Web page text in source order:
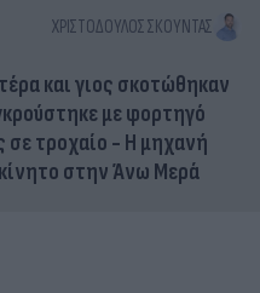
ΧΡΙΣΤΌΔΟΥΛΟΣ ΣΚΟΎΝΤΑΣ
και γιος σκοτώθηκαν
με φορτηγό
σε τροχαίο - Η μηχανή
στην Άνω Μερά